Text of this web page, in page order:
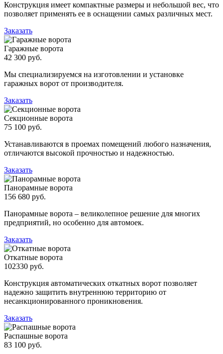
Конструкция имеет компактные размеры и небольшой вес, что
позволяет применять ее в оснащении самых различных мест.
Заказать
Гаражные ворота
42 300 руб.
Мы специализируемся на изготовлении и установке
гаражных ворот от производителя.
Заказать
Секционные ворота
75 100 руб.
Устанавливаются в проемах помещений любого назначения,
отличаются высокой прочностью и надежностью.
Заказать
Панорамные ворота
156 680 руб.
Панорамные ворота – великолепное решение для многих
предприятий, но особенно для автомоек.
Заказать
Откатные ворота
102330 руб.
Конструкция автоматических откатных ворот позволяет
надежно защитить внутреннюю территорию от
несанкционированного проникновения.
Заказать
Распашные ворота
83 100 руб.